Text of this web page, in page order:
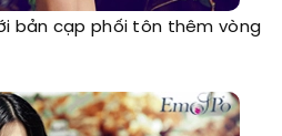
bản cạp phối tôn thêm vòng